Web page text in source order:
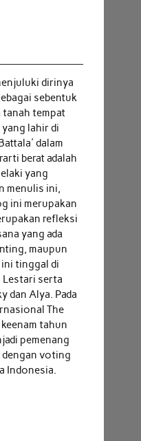
dirinya
sebentuk
tanah tempat
lahir di
dalam
berat adalah
yang
menulis ini,
ini merupakan
refleksi
yang ada
maupun
ini tinggal di
Lestari serta
dan Alya. Pada
The
tahun
pemenang
voting
Indonesia.